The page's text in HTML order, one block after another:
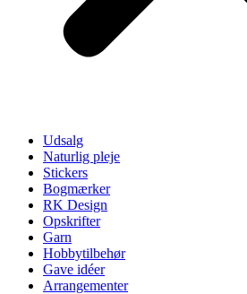
Udsalg
Naturlig pleje
Stickers
Bogmærker
RK Design
Opskrifter
Garn
Hobbytilbehør
Gave idéer
Arrangementer